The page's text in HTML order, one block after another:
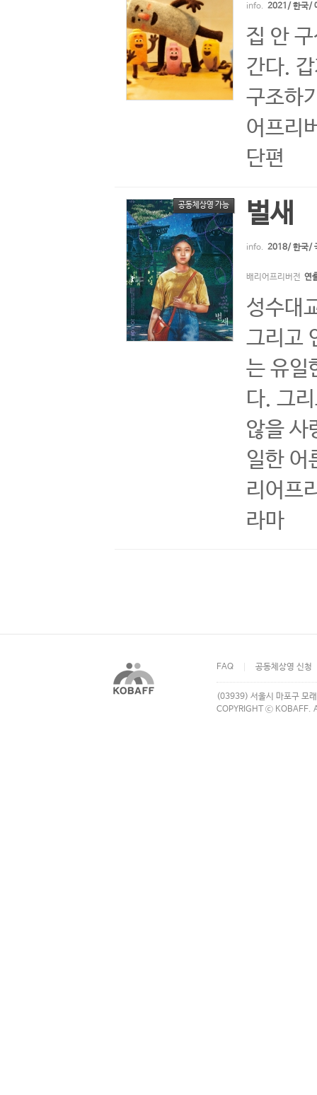
info. 2021/ 한국/
집 안
간다.
구조하
어프리
단편
공동체상영 가능 벌새
info. 2018/ 한국/
배리어프리버전 연
성수대
그리고
는 유일
다. 그
않을 사
일한 어
리어프
라마
FAQ 공동체상영 신청
(03939) 서울시 마포구 모
COPYRIGHT ⓒ KOBAFF.